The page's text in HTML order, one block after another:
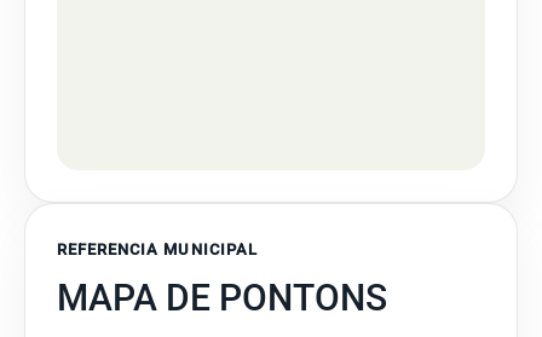
REFERENCIA MUNICIPAL
MAPA DE PONTONS